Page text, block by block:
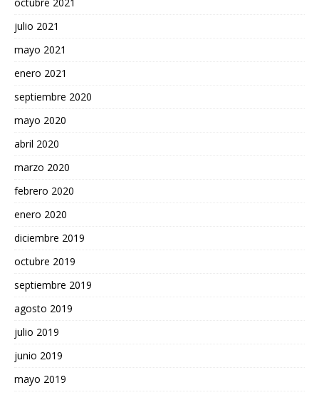
octubre 2021
julio 2021
mayo 2021
enero 2021
septiembre 2020
mayo 2020
abril 2020
marzo 2020
febrero 2020
enero 2020
diciembre 2019
octubre 2019
septiembre 2019
agosto 2019
julio 2019
junio 2019
mayo 2019